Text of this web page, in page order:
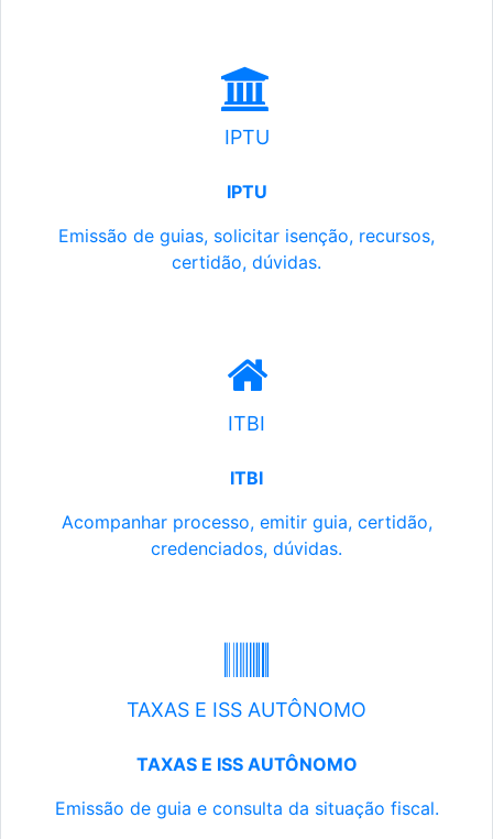
IPTU
IPTU
Emissão de guias, solicitar isenção, recursos,
certidão, dúvidas.
ITBI
ITBI
Acompanhar processo, emitir guia, certidão,
credenciados, dúvidas.
TAXAS E ISS AUTÔNOMO
TAXAS E ISS AUTÔNOMO
Emissão de guia e consulta da situação fiscal.